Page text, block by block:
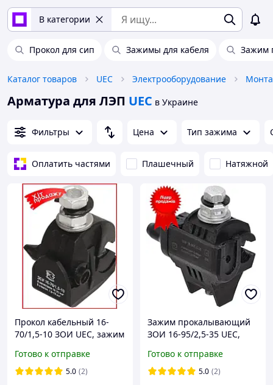
В категории
Прокол для сип Зажимы для кабеля Зажим
Каталог товаров UEC Электрооборудование
Арматура для ЛЭП UEC в Украине
Фильтры Цена Тип зажима
Оплатить частями Плашечный Натяжной
Прокол кабельный 16-
70/1,5-10 ЗОИ UEC, зажим
ответвительный
изолирующий УЕК
Готово к отправке
5.0 (2)
Зажим прокалывающий
ЗОИ 16-95/2,5-35 UEC,
ответвительный
изолирующий УЕК
Готово к отправке
5.0 (2)